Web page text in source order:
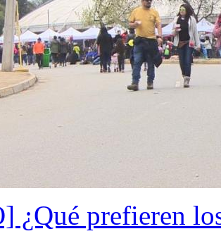
¿Qué prefieren